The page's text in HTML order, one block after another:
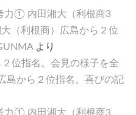
力① 内田湘大（利根商3
（利根商）広島から２位
より
位指名。会見の様子を全
島から２位指名。喜びの記
力① 内田湘大（利根商3